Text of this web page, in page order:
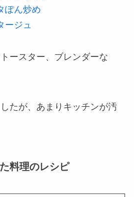
ぽん炒め
ージュ
ースター、ブレンダーな
たが、あまりキッチンが汚
料理のレシピ